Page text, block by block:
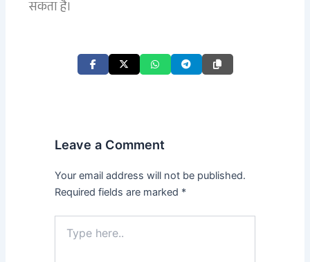
सकता है।
Leave a Comment
Your email address will not be published.
Required fields are marked *
here..